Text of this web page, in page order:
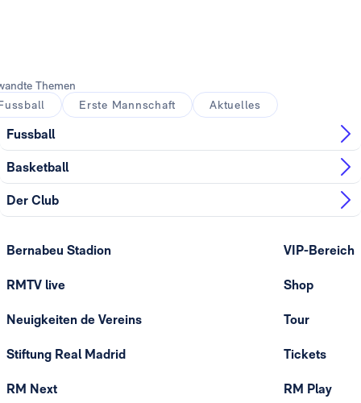
Themen
Erste Mannschaft Aktuelles
Fussball
Basketball
Der Club
Bernabeu Stadion
RMTV live
Neuigkeiten de Vereins
Stiftung Real Madrid
RM Next
VIP-Bereich
Shop
Tour
Tickets
RM Play